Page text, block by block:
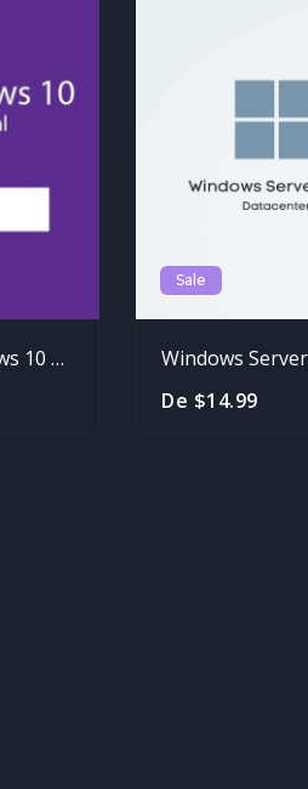
Microsoft Windows 10 Pro OEM
Sale
De $14.99